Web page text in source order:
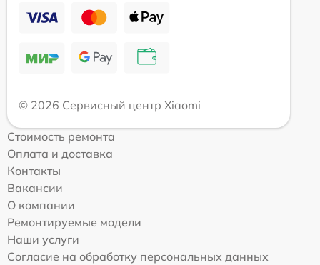
© 2026 Сервисный центр Xiaomi
Стоимость ремонта
Оплата и доставка
Контакты
Вакансии
О компании
Ремонтируемые модели
Наши услуги
Согласие на обработку персональных данных